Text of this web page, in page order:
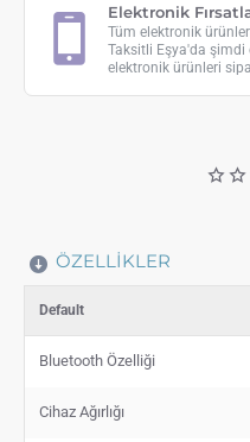
Elektronik
Tüm elektronik
Taksitli Eşya'da
elektronik ürünleri
ÖZELLIKLER
Default
Bluetooth Özelliği
Cihaz Ağırlığı